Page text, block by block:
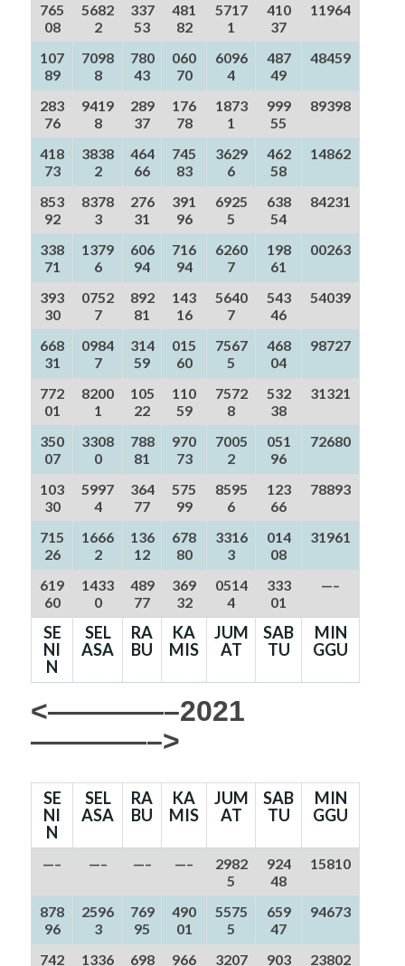
765
08
5682
2
337
53
481
82
5717
1
410
37
11964
107
89
7098
8
780
43
060
70
6096
4
487
49
48459
283
76
9419
8
289
37
176
78
1873
1
999
55
89398
418
73
3838
2
464
66
745
83
3629
6
462
58
14862
853
92
8378
3
276
31
391
96
6925
5
638
54
84231
338
71
1379
6
606
94
716
94
6260
7
198
61
00263
393
30
0752
7
892
81
143
16
5640
7
543
46
54039
668
31
0984
7
314
59
015
60
7567
5
468
04
98727
772
01
8200
1
105
22
110
59
7572
8
532
38
31321
350
07
3308
0
788
81
970
73
7005
2
051
96
72680
103
30
5997
4
364
77
575
99
8595
6
123
66
78893
715
26
1666
2
136
12
678
80
3316
3
014
08
31961
619
60
1433
0
489
77
369
32
0514
4
333
01
—–
SE
NI
N
SEL
ASA
RA
BU
KA
MIS
JUM
AT
SAB
TU
MIN
GGU
<————–2021
————–>
SE
NI
N
SEL
ASA
RA
BU
KA
MIS
JUM
AT
SAB
TU
MIN
GGU
—– —– —– —–
2982
5
924
48
15810
878
96
2596
3
769
95
490
01
5575
5
659
47
94673
742
1336
698
966
3207
903
23802